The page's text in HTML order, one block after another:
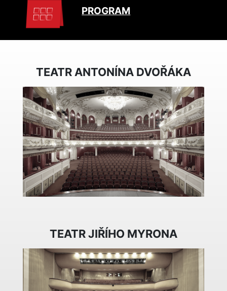
PROGRAM
TEATR ANTONÍNA DVOŘÁKA
TEATR JIŘÍHO MYRONA